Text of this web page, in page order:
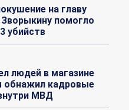
на главу
помогло
убийств
людей в магазине
обнажил кадровые
МВД